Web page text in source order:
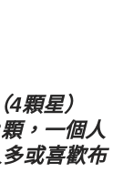
星）
，一個人
或喜歡布